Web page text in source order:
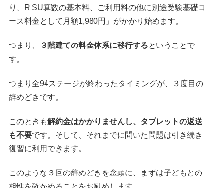
り、RISU算数の基本料、ご利用料の他に別途受験基礎コ
ース料金として月額1,980円」がかかり始めます。
つまり、 ３階建ての料金体系に移行するということで
す。
つまり全94ステージが終わったタイミングが、３度目の
辞めどきです。
このときも解約金はかかりませんし、タブレットの返送
も不要です。そして、それまでに問いた問題は引き続き
復習に利用できます。
このような３回の辞めどきを念頭に、まずは子どもとの